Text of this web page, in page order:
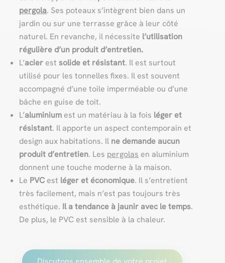
pergola. Ses poteaux s’intègrent bien dans un
jardin ou sur une terrasse grâce à leur côté
naturel. En revanche, il nécessite l’utilisation
régulière d’un produit d’entretien.
L’acier estsolide et résistant. Il est surtout
utilisé pour les tonnelles fixes. Il est souvent
accompagné d’une toile imperméable ou d’une
bâche en guise de toit.
L’aluminium est un matériau à la fois léger et
résistant. Il apporte un aspect contemporain et
design aux habitations. Il ne demande aucun
produit d’entretien. Les pergolas en aluminium
donnent une touche moderne à la maison.
Le PVC est léger et économique. Il s’entretient
très facilement, mais n’est pas toujours très
esthétique. Il a tendance à jaunir avec le temps.
De plus, le PVC est sensible à la chaleur.